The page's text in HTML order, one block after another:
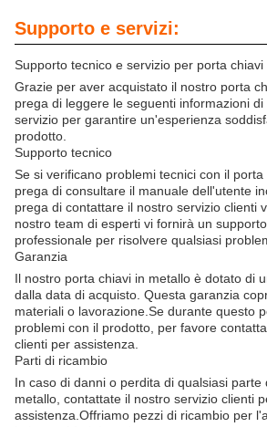
Supporto e servizi:
Supporto tecnico e servizio per porta chiavi
Grazie per aver acquistato il nostro porta
prega di leggere le seguenti informazioni
servizio per garantire un'esperienza
prodotto.
Supporto tecnico
Se si verificano problemi tecnici con il
prega di consultare il manuale dell'utente
prega di contattare il nostro servizio clienti
nostro team di esperti vi fornirà un
professionale per risolvere qualsiasi
Garanzia
Il nostro porta chiavi in metallo è dotato di
dalla data di acquisto. Questa garanzia
materiali o lavorazione.Se durante questo
problemi con il prodotto, per favore
clienti per assistenza.
Parti di ricambio
In caso di danni o perdita di qualsiasi parte
metallo, contattate il nostro servizio clienti
assistenza.Offriamo pezzi di ricambio per